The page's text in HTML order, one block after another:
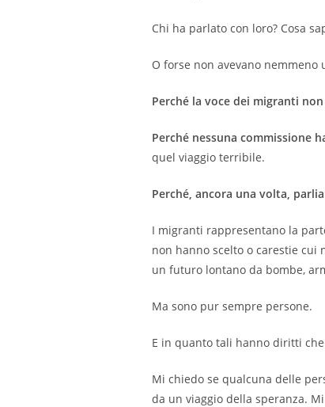
Chi ha parlato con loro? Cosa
O forse non avevano
Perché la voce dei migranti
Perché nessuna commissione
quel viaggio terribile.
Perché, ancora una volta,
I migranti rappresentano la
non hanno scelto o carestie cui
un futuro lontano da bombe,
Ma sono pur sempre persone.
E in quanto tali hanno diritti
Mi chiedo se qualcuna delle
da un viaggio della speranza.